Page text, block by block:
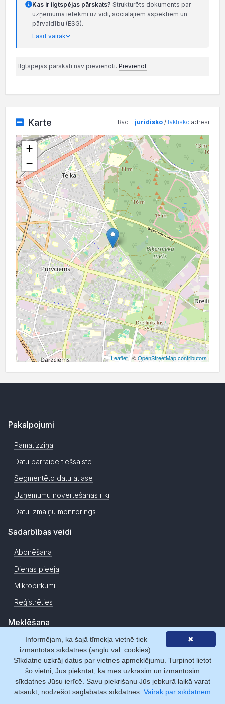
Kas ir ilgtspējas pārskats? Strukturēts dokuments par
uzņēmuma ietekmi uz vidi, sociālajiem aspektiem un
pārvaldību (ESG).
Lasīt vairāk
Ilgtspējas pārskati nav pievienoti. Pievienot
Karte Rādīt juridisko /faktisko adresi
+
−
Leaflet | ©OpenStreetMap contributors
Pakalpojumi
Pamatizziņa
Datu pārraide tiešsaistē
Segmentēto datu atlase
Uzņēmumu novērtēšanas rīki
Datu izmaiņu monitorings
Sadarbības veidi
Abonēšana
Dienas pieeja
Mikropirkumi
Reģistrēties
Meklēšana
Uzņēmumi
Personas
Adreses
Izvērstā meklēšana
✖
Informējam, ka šajā tīmekļa vietnē tiek
izmantotas sīkdatnes (angļu val. cookies).
Sīkdatne uzkrāj datus par vietnes apmeklējumu. Turpinot lietot
šo vietni, Jūs piekrītat, ka mēs uzkrāsim un izmantosim
sīkdatnes Jūsu ierīcē. Savu piekrišanu Jūs jebkurā laikā varat
atsaukt, nodzēšot saglabātās sīkdatnes. Vairāk par sīkdatnēm